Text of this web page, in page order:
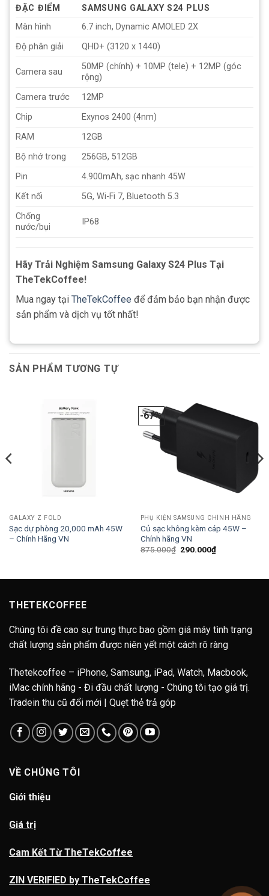
ĐẶC ĐIỂM
SAMSUNG GALAXY S24 PLUS
Màn hình
6.7 inch, Dynamic AMOLED 2X
Độ phân giải
QHD+ (3120 x 1440)
Camera sau
50MP (chính) + 10MP (tele) + 12MP (góc
rộng)
Camera trước
12MP
Chip
Exynos 2400 (4nm)
RAM
12GB
Bộ nhớ trong
256GB, 512GB
Pin
4.900mAh, sạc nhanh 45W
Kết nối
5G, Wi-Fi 7, Bluetooth 5.3
Chống
nước/bụi
IP68
Hãy Trải Nghiệm Samsung Galaxy S24 Plus Tại
TheTekCoffee!
Mua ngay tại TheTekCoffee để đảm bảo bạn nhận được
sản phẩm và dịch vụ tốt nhất!
SẢN PHẨM TƯƠNG TỰ
GALAXY Z FOLD
Sạc dự phòng 20,000 mAh 45W
– Chính Hãng VN
-67%
PHỤ KIỆN SAMSUNG CHÍNH HÃNG
Củ sạc không kèm cáp 45W –
Chính hãng VN
875.000₫ Giá
290.000₫Giá
hiện
290.000₫.
THETEKCOFFEE
Chúng tôi đề cao sự trung thực bao gồm giá máy tình trạng
chất lượng sản phẩm được niên yết một cách rõ ràng
Thetekcoffee – iPhone, Samsung, iPad, Watch, Macbook,
iMac chính hãng - Đi đầu chất lượng - Chúng tôi tạo giá trị.
Tradein thu cũ đổi mới | Quẹt thẻ trả góp
VỀ CHÚNG TÔI
Giới thiệu
Giá trị
Cam Kết Từ TheTekCoffee
ZIN VERIFIED by TheTekCoffee